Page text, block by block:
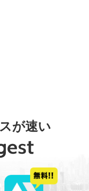
が速い